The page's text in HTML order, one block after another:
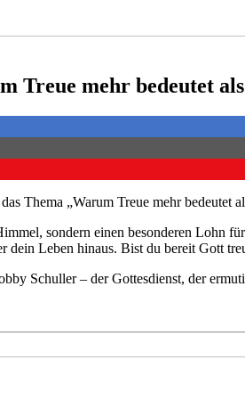
Treue mehr bedeutet
Thema „Warum Treue mehr bedeutet
sondern einen besonderen Lohn
dein Leben hinaus. Bist du bereit Gott
Schuller – der Gottesdienst, der